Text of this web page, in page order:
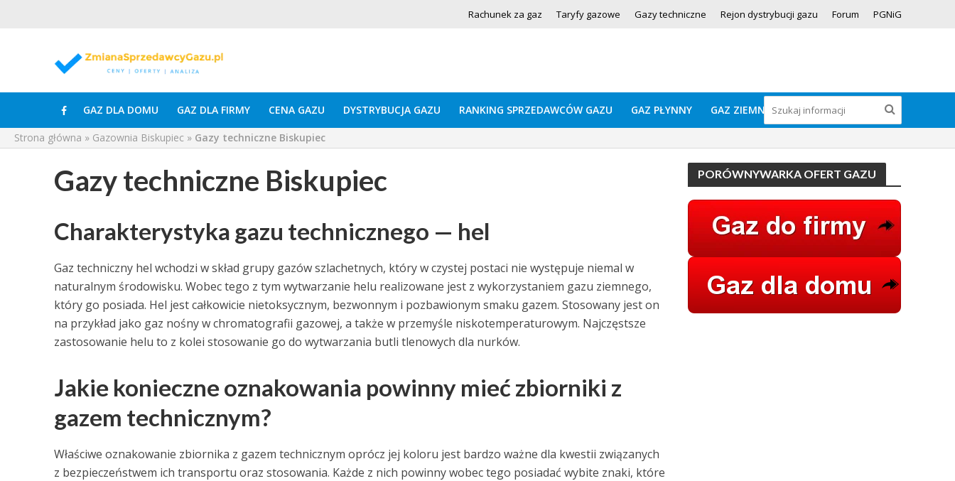
Rachunek za gaz Taryfy gazowe Gazy techniczne Rejon dystrybucji gazu Forum PGNiG
GAZ DLA DOMU GAZ DLA FIRMY CENA GAZU DYSTRYBUCJA GAZU RANKING SPRZEDAWCÓW GAZU GAZ PŁYNNY GAZ ZIEMNY
Strona główna » Gazownia Biskupiec » Gazy techniczne Biskupiec
Gazy techniczne Biskupiec
Charakterystyka gazu technicznego — hel
Gaz techniczny hel wchodzi w skład grupy gazów szlachetnych, który w czystej postaci nie występuje niemal w
naturalnym środowisku. Wobec tego z tym wytwarzanie helu realizowane jest z wykorzystaniem gazu ziemnego,
który go posiada. Hel jest całkowicie nietoksycznym, bezwonnym i pozbawionym smaku gazem. Stosowany jest on
na przykład jako gaz nośny w chromatografii gazowej, a także w przemyśle niskotemperaturowym. Najczęstsze
zastosowanie helu to z kolei stosowanie go do wytwarzania butli tlenowych dla nurków.
Jakie konieczne oznakowania powinny mieć zbiorniki z
gazem technicznym?
Właściwe oznakowanie zbiornika z gazem technicznym oprócz jej koloru jest bardzo ważne dla kwestii związanych
z bezpieczeństwem ich transportu oraz stosowania. Każde z nich powinny wobec tego posiadać wybite znaki, które
PORÓWNYWARKA OFERT GAZU